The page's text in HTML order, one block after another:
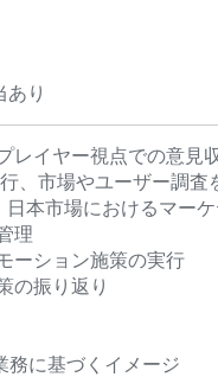
あり
レイヤー視点での意見
、市場やユーザー調査
本市場におけるマー
理
ーション施策の実行
の振り返り
に基づくイメージ